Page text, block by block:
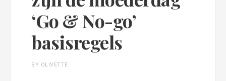
‘Go & No-go’
basisregels
BY OLIVETTE